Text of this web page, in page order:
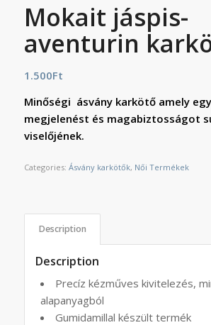
Mokait jáspis-
aventurin
1.500Ft
Minőségi ásvány karkötő amely
megjelenést és magabiztosságot
viselőjének.
Categories: Ásvány karkötők, Női Termékek
Description
Description
Precíz kézműves kivitelezés,
alapanyagból
Gumidamillal készült termék